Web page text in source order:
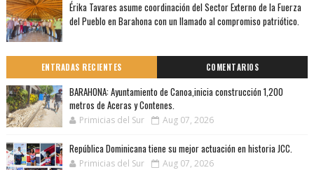
Érika Tavares asume coordinación del Sector Externo de la Fuerza
del Pueblo en Barahona con un llamado al compromiso patriótico.
ENTRADAS RECIENTES COMENTARIOS
BARAHONA: Ayuntamiento de Canoa,inicia construcción 1,200
metros de Aceras y Contenes.
Primicias del Sur Aug 07, 2026
República Dominicana tiene su mejor actuación en historia JCC.
Primicias del Sur Aug 07, 2026